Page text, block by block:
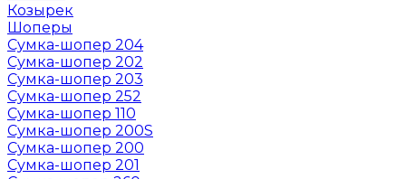
Козырек
Шоперы
Сумка-шопер 204
Сумка-шопер 202
Сумка-шопер 203
Сумка-шопер 252
Сумка-шопер 110
Сумка-шопер 200S
Сумка-шопер 200
Сумка-шопер 201